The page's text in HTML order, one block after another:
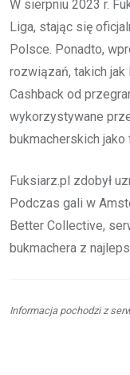
W sierpniu 2023 r.
Liga, stając się
Polsce. Ponadto,
rozwiązań, takich jak
Cashback od
wykorzystywane
bukmacherskich
Fuksiarz.pl zdobył
Podczas gali w
Better Collective,
bukmachera z
Informacja pochodzi z